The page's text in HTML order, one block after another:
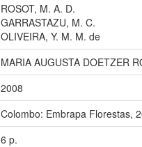
ROSOT, M. A. D.
GARRASTAZU, M. C.
OLIVEIRA, Y. M. M. de
MARIA AUGUSTA DOETZER
2008
Colombo: Embrapa Florestas,
6 p.